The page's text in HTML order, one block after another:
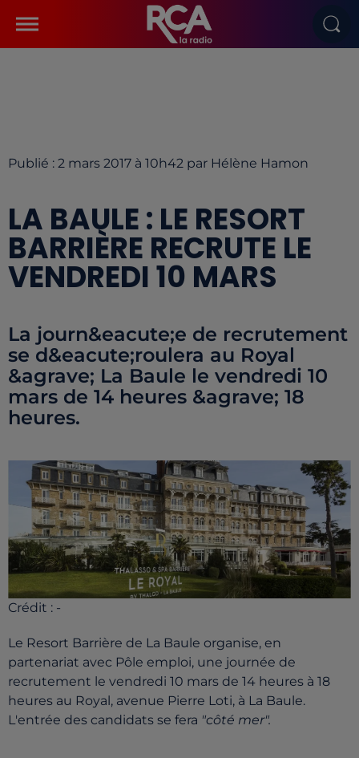
Publié : 2 mars 2017 à 10h42 par Hélène Hamon
LA BAULE : LE RESORT
BARRIÈRE RECRUTE LE
VENDREDI 10 MARS
La journ&eacute;e de recrutement
se d&eacute;roulera au Royal
&agrave; La Baule le vendredi 10
mars de 14 heures &agrave; 18
heures.
Crédit : -
Le Resort Barrière de La Baule organise, en
partenariat avec Pôle emploi, une journée de
recrutement le vendredi 10 mars de 14 heures à 18
heures au Royal, avenue Pierre Loti, à La Baule.
L'entrée des candidats se fera "côté mer".